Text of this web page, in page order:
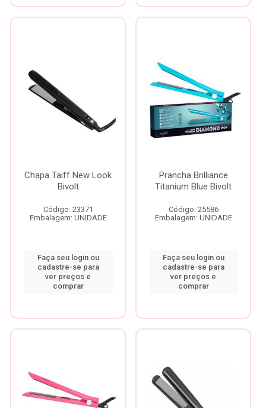
Chapa Taiff New Look
Bivolt
Código: 23371
Embalagem: UNIDADE
Faça seu login ou
cadastre-se para
ver preços e
comprar
Prancha Brilliance
Titanium Blue Bivolt
Código: 25586
Embalagem: UNIDADE
Faça seu login ou
cadastre-se para
ver preços e
comprar